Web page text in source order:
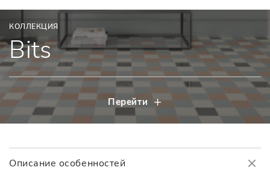
КОЛЛЕКЦИЯ
Bits
Перейти
Описание особенностей